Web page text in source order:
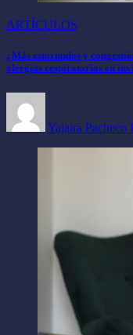
ARTÍCULOS
¿Más estornudos y
alergias respiratorias en
Yajaira Pacheco